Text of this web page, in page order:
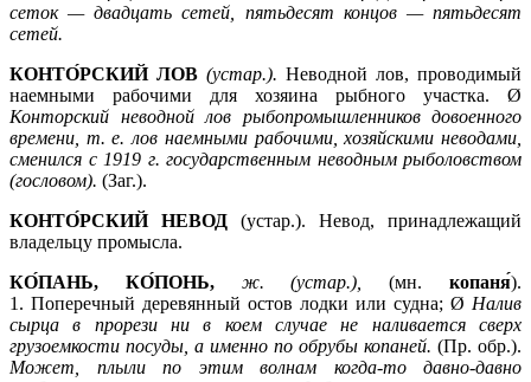
сеток — двадцать сетей, пятьдесят концов — пятьдесят
сетей.
КОНТО́РСКИЙ ЛОВ (устар.). Неводной лов, проводимый
наемными рабочими для хозяина рыбного участка. Ø
Конторский неводной лов рыбопромышленников довоенного
времени, т. е. лов наемными рабочими, хозяйскими неводами,
сменился с 1919 г. государственным неводным рыболовством
(гословом). (Заг.).
КОНТО́РСКИЙ НЕВОД (устар.). Невод, принадлежащий
владельцу промысла.
КО́ПАНЬ, КО́ПОНЬ, ж. (устар.),(мн.копаня́).
1. Поперечный деревянный остов лодки или судна; Ø Налив
сырца в прорези ни в коем случае не наливается сверх
грузоемкости посуды, а именно по обрубы копаней. (Пр. обр.).
Может, плыли по этим волнам когда-то давно-давно